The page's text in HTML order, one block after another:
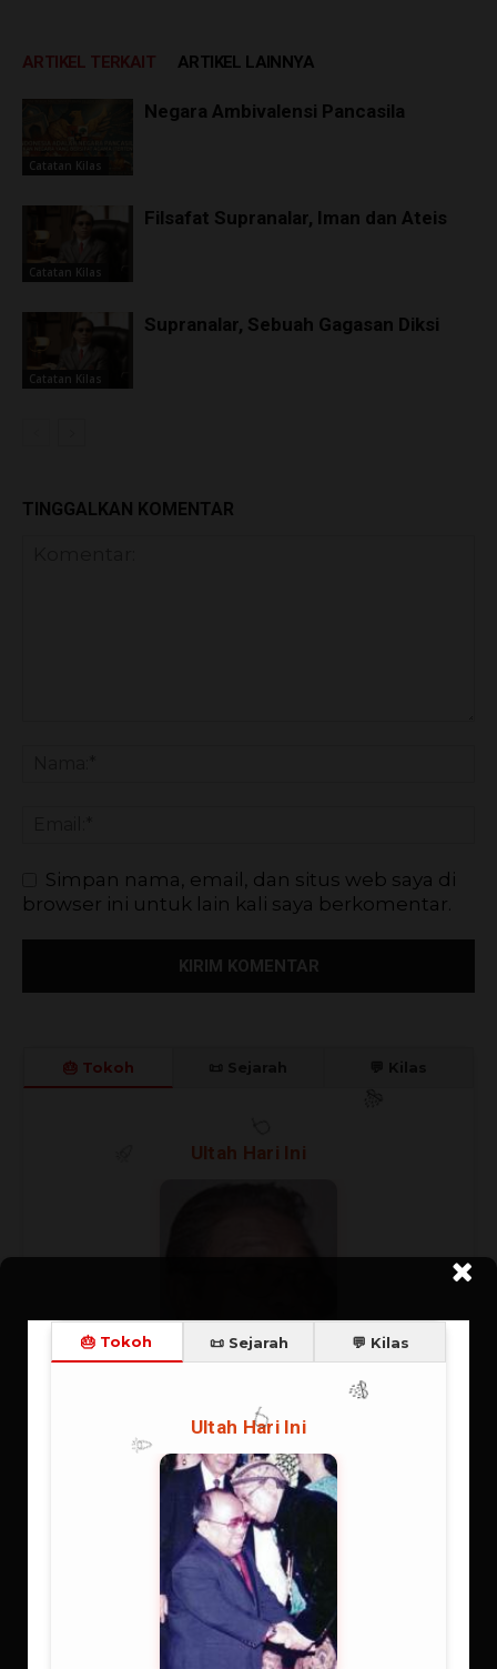
ARTIKEL TERKAIT ARTIKEL LAINNYA
Catatan Kilas
Negara Ambivalensi Pancasila
Catatan Kilas
Filsafat Supranalar, Iman dan Ateis
Catatan Kilas
Supranalar, Sebuah Gagasan Diksi
TINGGALKAN KOMENTAR
Simpan nama, email, dan situs web saya di
browser ini untuk lain kali saya berkomentar.
🎂 Tokoh
🎈
Ultah Hari Ini
La Ode Sirad
8 Agustus 1940 86 tahun
Zodiak: Leo ‿ Shio: Naga